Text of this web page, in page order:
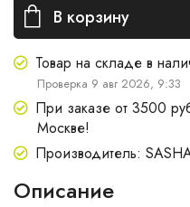
В корзину
Товар на складе в
Проверка 9 авг 2026, 9:33
При заказе от 3500
Москве!
Производитель:
Описание